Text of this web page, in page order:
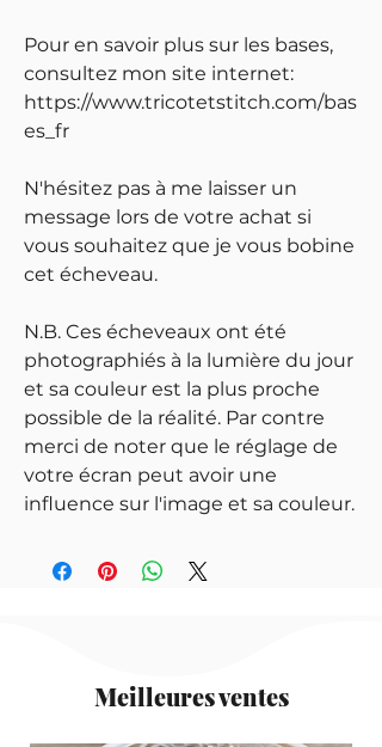
Pour en savoir plus sur les bases,
consultez mon site internet:
https://www.tricotetstitch.com/bas
es_fr
N'hésitez pas à me laisser un
message lors de votre achat si
vous souhaitez que je vous bobine
cet écheveau.
N.B. Ces écheveaux ont été
photographiés à la lumière du jour
et sa couleur est la plus proche
possible de la réalité. Par contre
merci de noter que le réglage de
votre écran peut avoir une
influence sur l'image et sa couleur.
Meilleures ventes